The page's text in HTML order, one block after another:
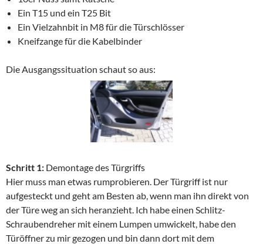
Ein T15 und ein T25 Bit
Ein Vielzahnbit in M8 für die Türschlösser
Kneifzange für die Kabelbinder
Die Ausgangssituation schaut so aus:
Schritt 1: Demontage des Türgriffs
Hier muss man etwas rumprobieren. Der Türgriff ist nur
aufgesteckt und geht am Besten ab, wenn man ihn direkt von
der Türe weg an sich heranzieht. Ich habe einen Schlitz-
Schraubendreher mit einem Lumpen umwickelt, habe den
Türöffner zu mir gezogen und bin dann dort mit dem